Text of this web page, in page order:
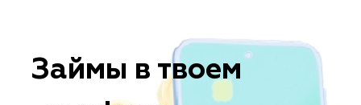
Займы в твоем